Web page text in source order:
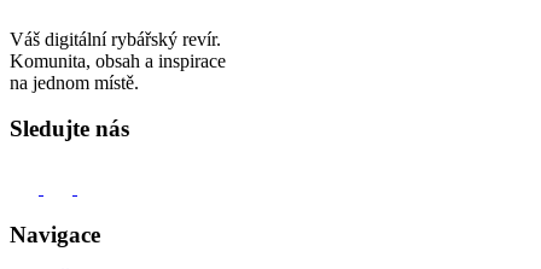
Váš digitální rybářský revír.
Komunita, obsah a inspirace
na jednom místě.
Sledujte nás
Navigace